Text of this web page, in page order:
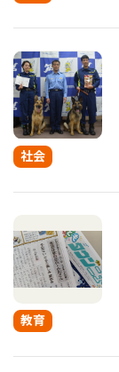
社会
教育